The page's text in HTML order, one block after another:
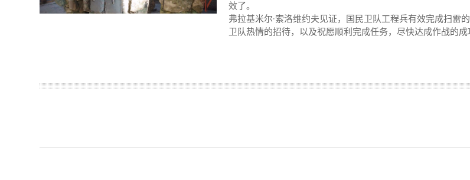
效了。
弗拉基米尔·索洛维约夫见证，国民卫队工程兵有效完成扫雷
卫队热情的招待，以及祝愿顺利完成任务，尽快达成作战的成